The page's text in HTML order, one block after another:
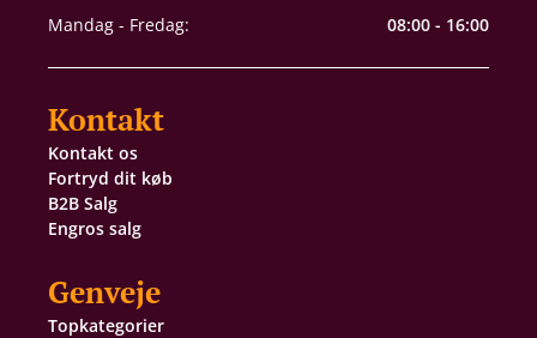
Mandag - Fredag: 08:00 - 16:00
Kontakt
Kontakt os
Fortryd dit køb
B2B Salg
Engros salg
Genveje
Topkategorier